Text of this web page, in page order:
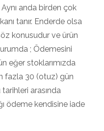
anda birden çok
tanır. Enderde olsa
konusudur ve ürün
; Ödemesini
eğer stoklarımızda
fazla 30 (otuz) gün
arasında
ödeme kendisine iade